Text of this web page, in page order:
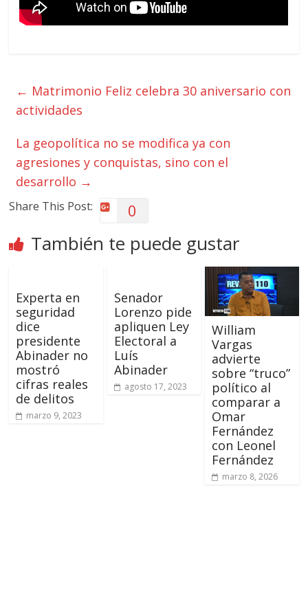
← Matrimonio Feliz celebra 30 aniversario con
actividades
La geopolítica no se modifica ya con
agresiones y conquistas, sino con el
desarrollo →
Share This Post: 0
También te puede gustar
Experta en
seguridad
dice
presidente
Abinader no
mostró
cifras reales
de delitos
marzo 9, 2023
Senador
Lorenzo pide
apliquen Ley
Electoral a
Luís
Abinader
agosto 17, 2023
William
Vargas
advierte
sobre “truco”
político al
comparar a
Omar
Fernández
con Leonel
Fernández
marzo 8, 2026